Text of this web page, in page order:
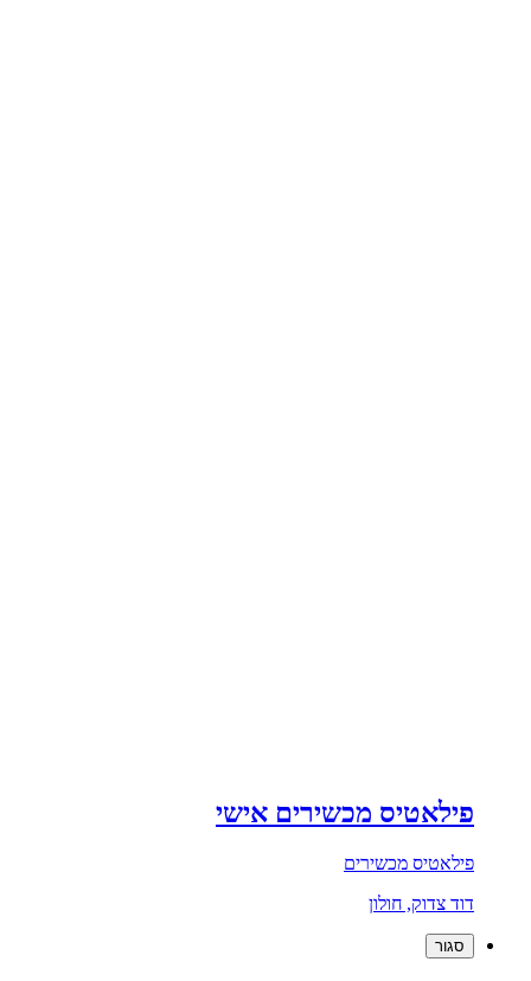
פילאטיס מכשירים אישי
פילאטיס מכשירים
דוד צדוק, חולון
סגור